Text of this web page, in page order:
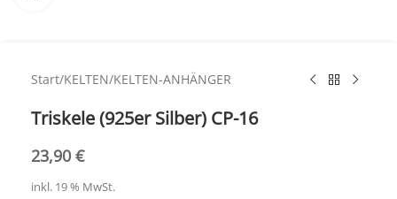
Start/KELTEN/KELTEN-ANHÄNGER
Triskele (925er Silber) CP-16
23,90 €
inkl. 19 % MwSt.